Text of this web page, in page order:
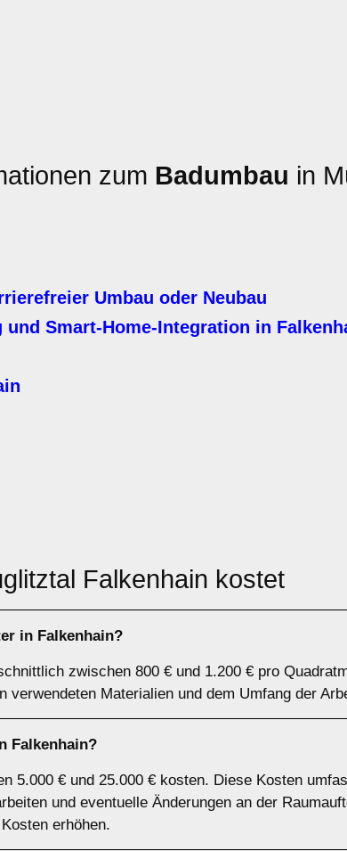
zum Badumbau in
Umbau oder Neubau
Smart-Home-Integration in
Falkenhain kostet
in Falkenhain?
zwischen 800 € und 1.200 € pro
verwendeten Materialien und dem Umfang der
Falkenhain?
5.000 € und 25.000 € kosten. Diese Kosten
und eventuelle Änderungen an der
erhöhen.